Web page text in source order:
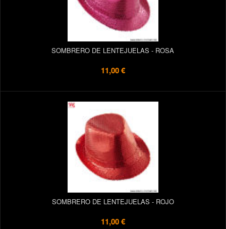
SOMBRERO DE LENTEJUELAS - ROSA
11,00 €
SOMBRERO DE LENTEJUELAS - ROJO
11,00 €